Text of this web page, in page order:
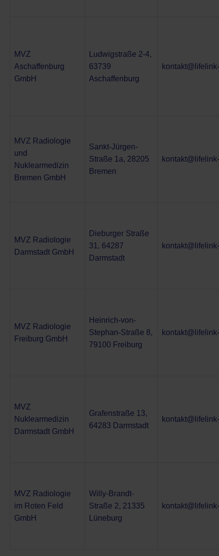
MVZ
Aschaffenburg
GmbH
Ludwigstraße 2-4,
63739
Aschaffenburg
MVZ Radiologie
und
Nuklearmedizin
Bremen GmbH
Sankt-Jürgen-
Straße 1a, 28205
Bremen
MVZ Radiologie
Darmstadt GmbH
Dieburger Straße
31, 64287
Darmstadt
MVZ Radiologie
Freiburg GmbH
Heinrich-von-
Stephan-Straße 8,
79100 Freiburg
MVZ
Nuklearmedizin
Darmstadt GmbH
Grafenstraße 13,
64283 Darmstadt
MVZ Radiologie
im Roten Feld
GmbH
Willy-Brandt-
Straße 2, 21335
Lüneburg